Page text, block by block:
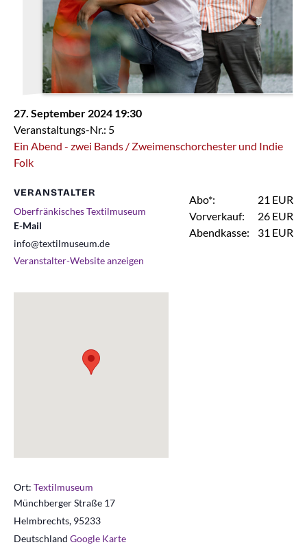
27. September 2024 19:30
Veranstaltungs-Nr.: 5
Ein Abend - zwei Bands / Zweimenschorchester und Indie
Folk
VERANSTALTER
Oberfränkisches Textilmuseum
E-Mail
info@textilmuseum.de
Veranstalter-Website anzeigen
Ort: Textilmuseum
Münchberger Straße 17
Helmbrechts, 95233
Deutschland Google Karte
Abo*:
21 EUR
Vorverkauf:
26 EUR
Abendkasse:
31 EUR